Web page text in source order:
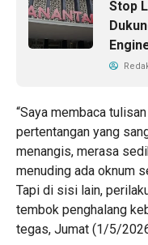
Stop
“Saya membaca
pertentangan yang
menangis, merasa
menuding ada oknum
Tapi di sisi lain,
tembok penghalang
tegas, Jumat (1/5/